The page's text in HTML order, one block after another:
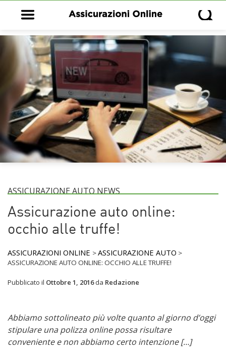
Open main menu Open
ASSICURAZIONE AUTO NEWS
Assicurazione auto online:
occhio alle truffe!
ASSICURAZIONI ONLINE >ASSICURAZIONE AUTO >
ASSICURAZIONE AUTO ONLINE: OCCHIO ALLE TRUFFE!
Pubblicato il Ottobre 1, 2016da Redazione
Abbiamo sottolineato più volte quanto al giorno d’oggi
stipulare una polizza online possa risultare
conveniente e non abbiamo certo intenzione […]